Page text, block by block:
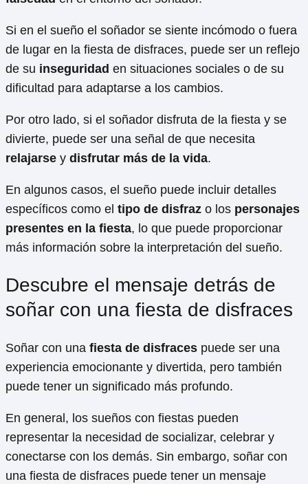
Si en el sueño el soñador se siente incómodo o fuera
de lugar en la fiesta de disfraces, puede ser un reflejo
de su inseguridad en situaciones sociales o de su
dificultad para adaptarse a los cambios.
Por otro lado, si el soñador disfruta de la fiesta y se
divierte, puede ser una señal de que necesita
relajarse y disfrutar más de la vida.
En algunos casos, el sueño puede incluir detalles
específicos como el tipo de disfraz o los personajes
presentes en la fiesta, lo que puede proporcionar
más información sobre la interpretación del sueño.
Descubre el mensaje detrás de
soñar con una fiesta de disfraces
Soñar con una fiesta de disfraces puede ser una
experiencia emocionante y divertida, pero también
puede tener un significado más profundo.
En general, los sueños con fiestas pueden
representar la necesidad de socializar, celebrar y
conectarse con los demás. Sin embargo, soñar con
una fiesta de disfraces puede tener un mensaje